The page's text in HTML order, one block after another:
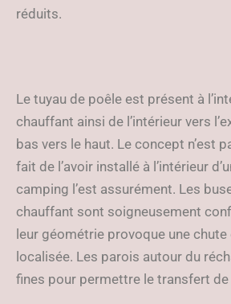
réduits.
Le tuyau de poêle est présent à
chauffant ainsi de l’intérieur vers
bas vers le haut. Le concept n’est
fait de l’avoir installé à l’intérieur
camping l’est assurément. Les
chauffant sont soigneusement
leur géométrie provoque une
localisée. Les parois autour du
fines pour permettre le transfert de